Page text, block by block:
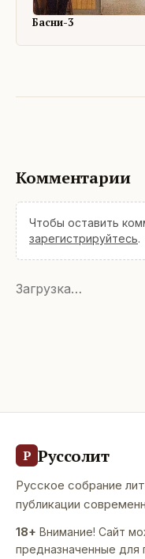
Басни-3
Комментарии
Чтобы оставить
зарегистрируйтесь.
Загрузка…
Р Руссолит
Русское собрание
публикации
18+ Внимание! Сайт
предназначенные для